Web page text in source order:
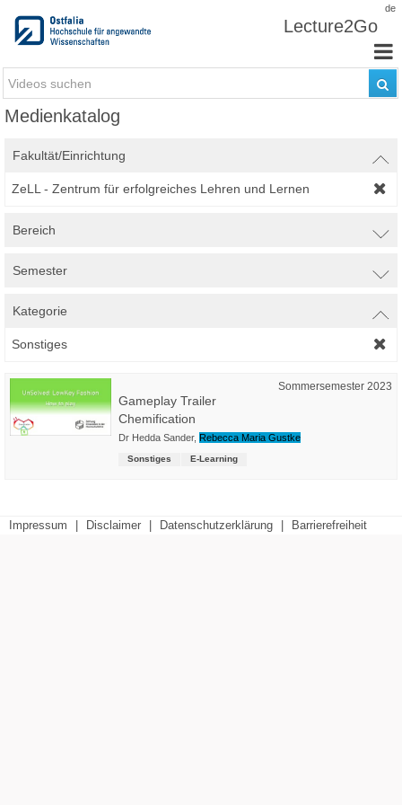
de
Lecture2Go
Medienkatalog
Fakultät/Einrichtung
ZeLL - Zentrum für erfolgreiches Lehren und Lernen
Bereich
Semester
Kategorie
Sonstiges
Sommersemester 2023
Gameplay Trailer
Chemification
Dr Hedda Sander, Rebecca Maria Gustke
Sonstiges E-Learning
Impressum Disclaimer Datenschutzerklärung Barrierefreiheit